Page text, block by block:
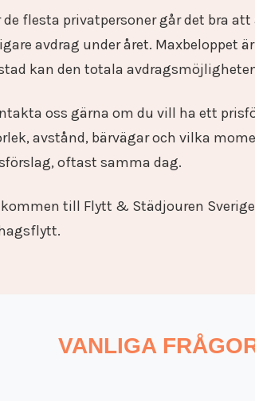
de flesta privatpersoner går det bra
avdrag under året. Maxbeloppet
kan den totala
oss gärna om du vill ha ett
avstånd, bärvägar och vilka
oftast samma dag.
till Flytt & Städjouren
VANLIGA